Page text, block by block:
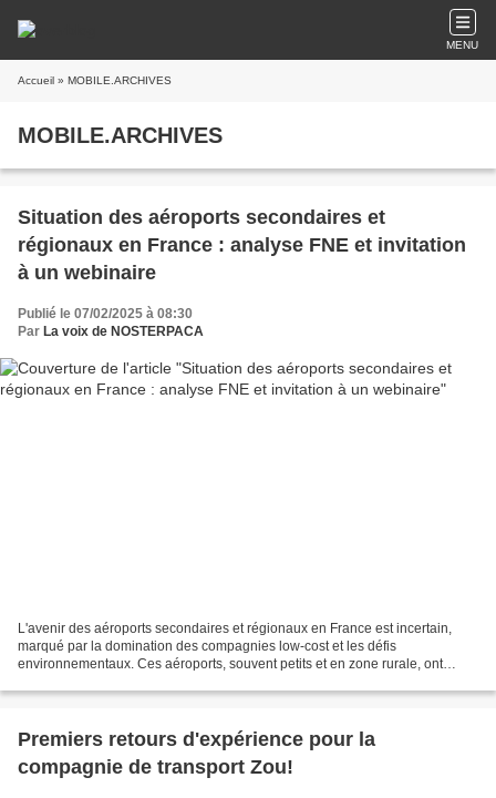
MENU
Accueil » MOBILE.ARCHIVES
MOBILE.ARCHIVES
Situation des aéroports secondaires et
régionaux en France : analyse FNE et invitation
à un webinaire
Publié le 07/02/2025 à 08:30
Par La voix de NOSTERPACA
L'avenir des aéroports secondaires et régionaux en France est incertain,
marqué par la domination des compagnies low-cost et les défis
environnementaux. Ces aéroports, souvent petits et en zone rurale, ont
Premiers retours d'expérience pour la
compagnie de transport Zou!